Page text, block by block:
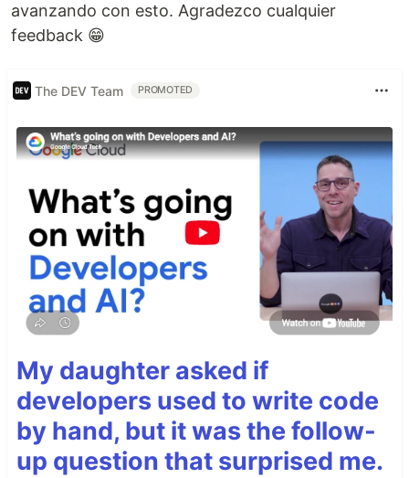
avanzando con esto. Agradezco cualquier
feedback 😁
The DEV Team PROMOTED
My daughter asked if
developers used to write code
by hand, but it was the follow-
up question that surprised me.